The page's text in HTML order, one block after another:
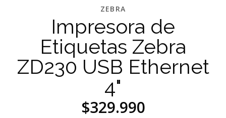
ZEBRA
Impresora de
Etiquetas Zebra
ZD230 USB Ethernet
4"
$329.990